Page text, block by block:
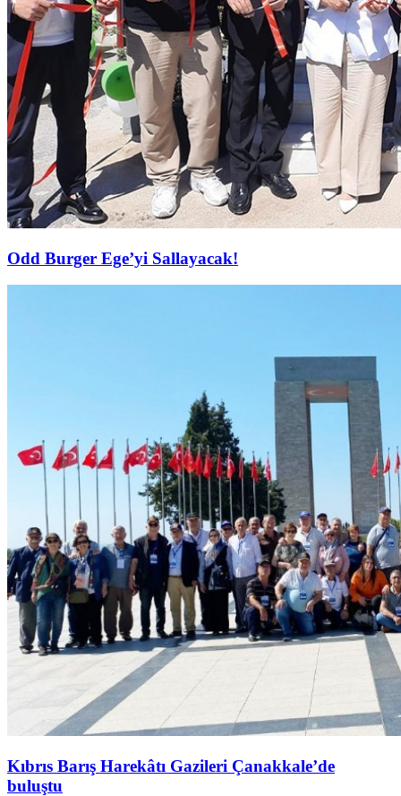
Odd Burger Ege’yi Sallayacak!
Kıbrıs Barış Harekâtı Gazileri Çanakkale’de
buluştu